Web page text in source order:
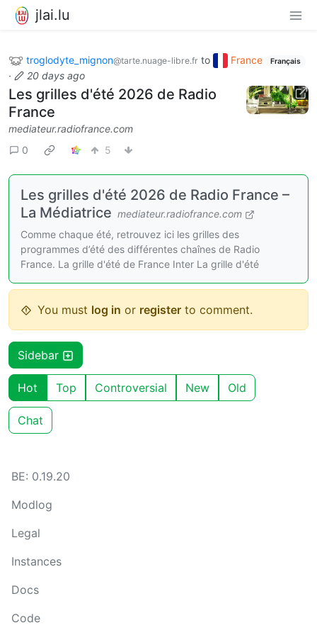
jlai.lu
troglodyte_mignon@tarte.nuage-libre.fr to France Français
· 20 days ago
Les grilles d'été 2026 de Radio
France
mediateur.radiofrance.com
0
5
Les grilles d'été 2026 de Radio France –
La Médiatrice mediateur.radiofrance.com
Comme chaque été, retrouvez ici les grilles des
programmes d’été des différentes chaînes de Radio
France. La grille d'été de France Inter La grille d'été
You must log in or register to comment.
Sidebar
Hot Top Controversial New Old
Chat
BE: 0.19.20
Modlog
Legal
Instances
Docs
Code